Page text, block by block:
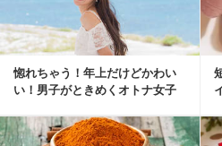
惚れちゃう！年上だけどかわい
い！男子がときめくオトナ女子